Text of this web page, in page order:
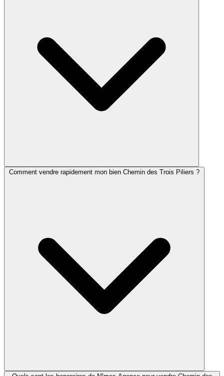
Comment vendre rapidement mon bien Chemin des Trois Piliers ?